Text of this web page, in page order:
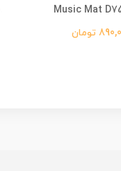
Music Mat
تومان